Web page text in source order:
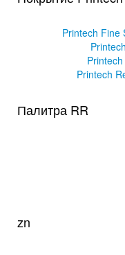
Printech Fine
Printech
Палитра RR
zn